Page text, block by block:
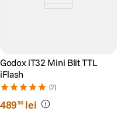
Godox iT32 Mini Blit TTL
iFlash
(2)
48990 lei